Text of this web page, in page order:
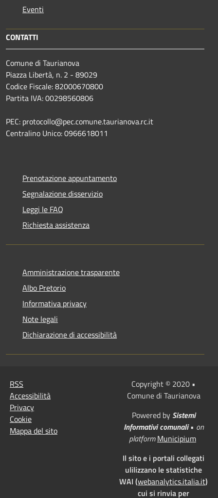
Eventi
CONTATTI
Comune di Taurianova
Piazza Libertà, n. 2 - 89029
Codice Fiscale: 82000670800
Partita IVA: 00298560806
PEC: protocollo@pec.comune.taurianova.rc.it
Centralino Unico: 0966618011
Prenotazione appuntamento
Segnalazione disservizio
Leggi le FAQ
Richiesta assistenza
Amministrazione trasparente
Albo Pretorio
Informativa privacy
Note legali
Dichiarazione di accessibilità
RSS
Accessibilità
Privacy
Cookie
Mappa del sito
Copyright © 2020 •
Comune di Taurianova
Powered by Sistemi
Informativi comunali• on
platform Municipium
Il sito e i portali collegati
ulilizzano le statistiche
WAI (webanalytics.italia.it)
cui si rinvia per